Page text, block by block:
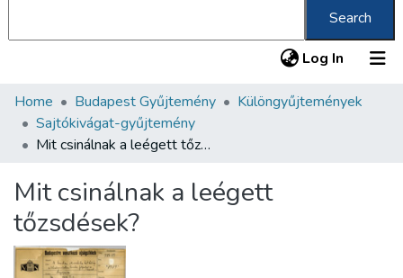
Search
Log In (current)
Communities & Collections
All of DSpace
About us
Home Budapest Gyűjtemény
Különgyűjtemények
Sajtókivágat-gyűjtemény
Mit csinálnak a leégett tőzsdések?
Mit csinálnak a leégett
tőzsdések?